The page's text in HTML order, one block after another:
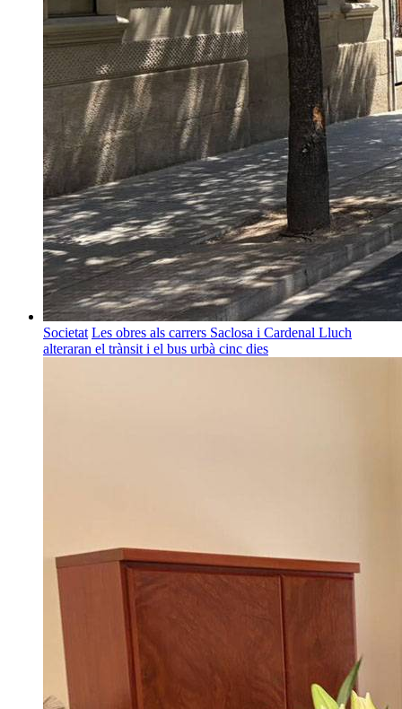
Societat Les obres als carrers Saclosa i Cardenal Lluch
alteraran el trànsit i el bus urbà cinc dies